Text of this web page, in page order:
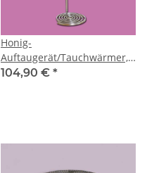
Honig-
Auftaugerät/Tauchwärmer,
elektr., Ø 21 cm,
104,90 € *